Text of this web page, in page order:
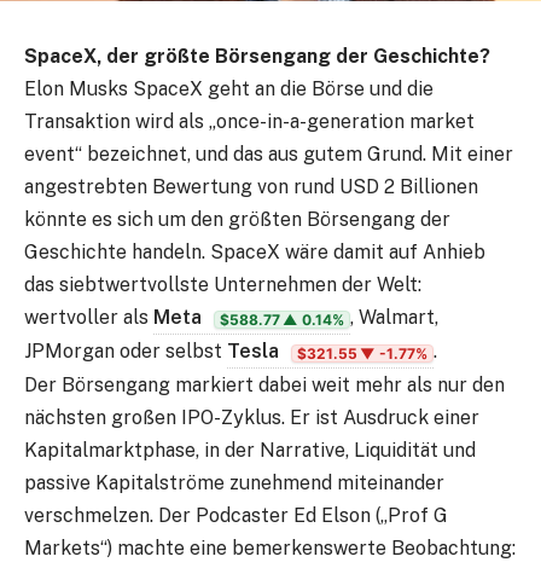
SpaceX, der größte Börsengang der Geschichte?
Elon Musks SpaceX geht an die Börse und die
Transaktion wird als „once-in-a-generation market
event“ bezeichnet, und das aus gutem Grund. Mit einer
angestrebten Bewertung von rund USD 2 Billionen
könnte es sich um den größten Börsengang der
Geschichte handeln. SpaceX wäre damit auf Anhieb
das siebtwertvollste Unternehmen der Welt:
wertvoller als Meta $588.77 ▲ 0.14% , Walmart,
JPMorgan oder selbst Tesla $321.55 ▼ -1.77% .
Der Börsengang markiert dabei weit mehr als nur den
nächsten großen IPO-Zyklus. Er ist Ausdruck einer
Kapitalmarktphase, in der Narrative, Liquidität und
passive Kapitalströme zunehmend miteinander
verschmelzen. Der Podcaster Ed Elson („Prof G
Markets“) machte eine bemerkenswerte Beobachtung: